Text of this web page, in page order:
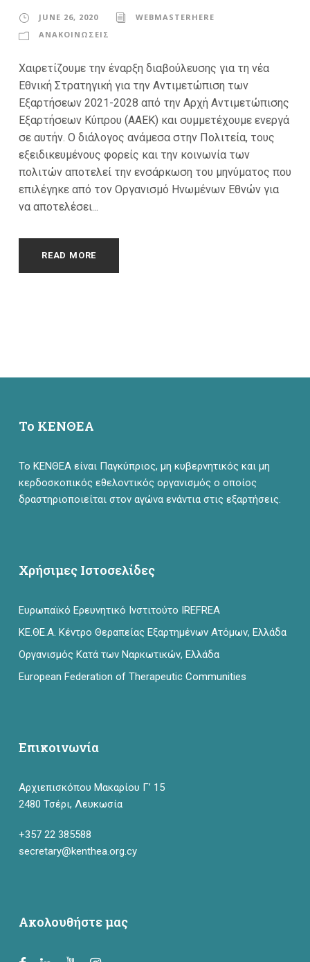
JUNE 26, 2020
WEBMASTERHERE
ΑΝΑΚΟΙΝΩΣΕΙΣ
Χαιρετίζουμε την έναρξη διαβούλευσης για τη νέα
Εθνική Στρατηγική για την Αντιμετώπιση των
Εξαρτήσεων 2021-2028 από την Αρχή Αντιμετώπισης
Εξαρτήσεων Κύπρου (ΑΑΕΚ) και συμμετέχουμε ενεργά
σε αυτήν. Ο διάλογος ανάμεσα στην Πολιτεία, τους
εξειδικευμένους φορείς και την κοινωνία των
πολιτών αποτελεί την ενσάρκωση του μηνύματος που
επιλέγηκε από τον Οργανισμό Ηνωμένων Εθνών για
να αποτελέσει...
READ MORE
Το ΚΕΝΘΕΑ
Το ΚΕΝΘΕΑ είναι Παγκύπριος, μη κυβερνητικός και μη
κερδοσκοπικός εθελοντικός οργανισμός ο οποίος
δραστηριοποιείται στον αγώνα ενάντια στις εξαρτήσεις.
Χρήσιμες Ιστοσελίδες
Ευρωπαϊκό Ερευνητικό Ινστιτούτο IREFREA
ΚΕ.ΘΕ.Α. Κέντρο Θεραπείας Εξαρτημένων Ατόμων, Ελλάδα
Οργανισμός Κατά των Ναρκωτικών, Ελλάδα
European Federation of Therapeutic Communities
Επικοινωνία
Αρχιεπισκόπου Μακαρίου Γ’ 15
2480 Τσέρι, Λευκωσία
+357 22 385588
secretary@kenthea.org.cy
Ακολουθήστε μας